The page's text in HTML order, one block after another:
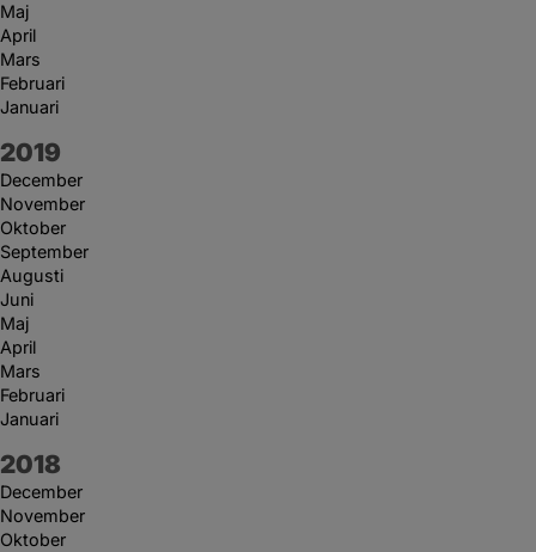
Maj
April
Mars
Februari
Januari
År:
2019
December
November
Oktober
September
Augusti
Juni
Maj
April
Mars
Februari
Januari
År:
2018
December
November
Oktober